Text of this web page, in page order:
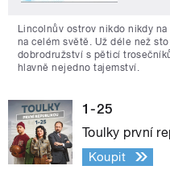
Lincolnův ostrov nikdo nikdy
na celém světě. Už déle než
dobrodružství s pěticí
hlavně nejedno tajemství.
1-25
Toulky první
Koupit